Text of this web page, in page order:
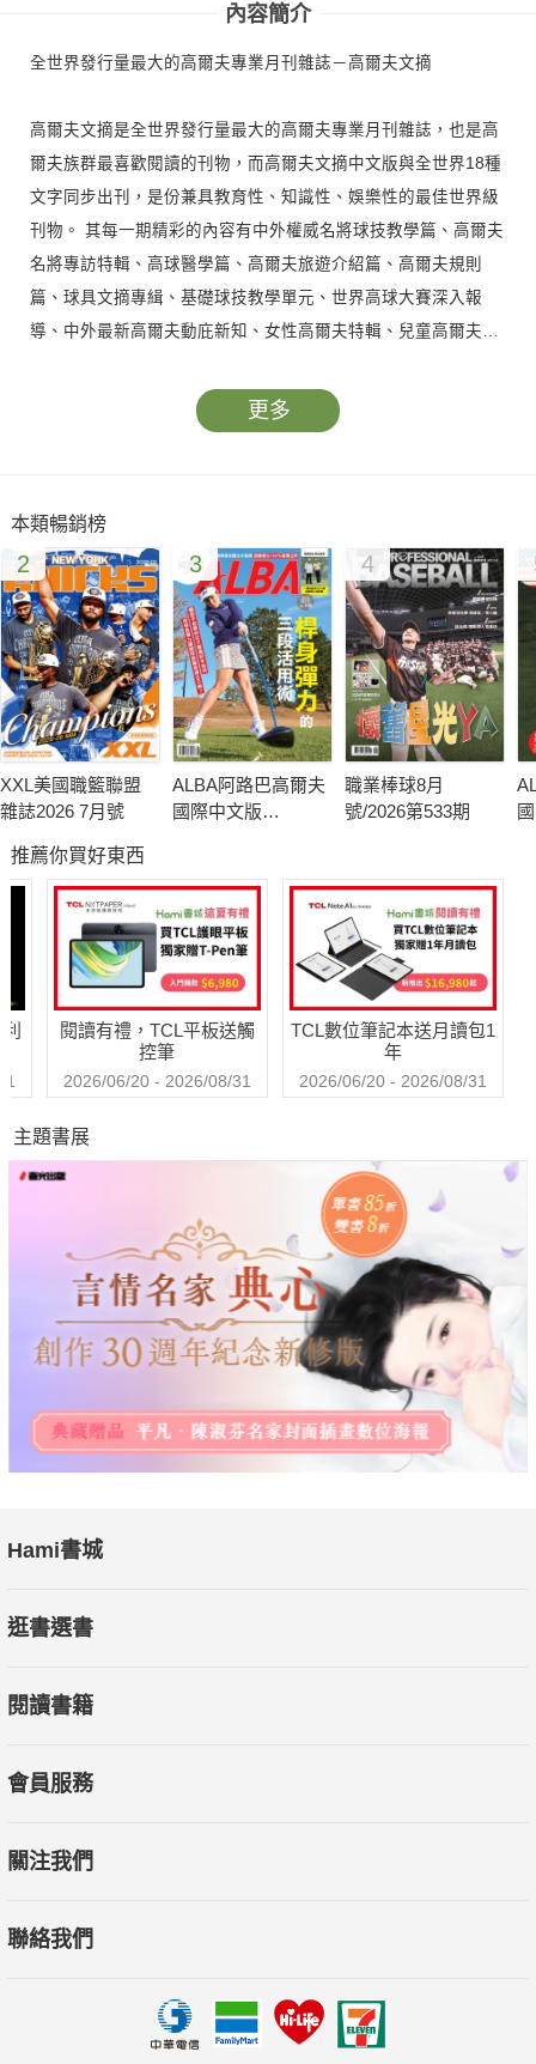
內容簡介
全世界發行量最大的高爾夫專業月刊雜誌－高爾夫文摘
高爾夫文摘是全世界發行量最大的高爾夫專業月刊雜誌，也是高
爾夫族群最喜歡閱讀的刊物，而高爾夫文摘中文版與全世界18種
文字同步出刊，是份兼具教育性、知識性、娛樂性的最佳世界級
刊物。 其每一期精彩的內容有中外權威名將球技教學篇、高爾夫
名將專訪特輯、高球醫學篇、高爾夫旅遊介紹篇、高爾夫規則
篇、球具文摘專緝、基礎球技教學單元、世界高球大賽深入報
導、中外最新高爾夫動庇新知、女性高爾夫特輯、兒童高爾夫…
更多
本類暢銷榜
2
XXL美國職籃聯盟
雜誌2026 7月號
3
ALBA阿路巴高爾夫
國際中文版
4
職業棒球8月
號/2026第533期
推薦你買好東西
閱讀有禮，TCL平板送觸
控筆
2026/06/20 - 2026/08/31
TCL數位筆記本送月讀包1
年
2026/06/20 - 2026/08/31
主題書展
Hami書城
逛書選書
閱讀書籍
會員服務
關注我們
聯絡我們